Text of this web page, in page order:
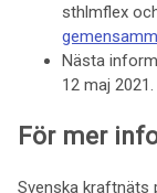
sthlmflex
Nästa
12 maj 2021.
För mer
Svenska kraftnäts